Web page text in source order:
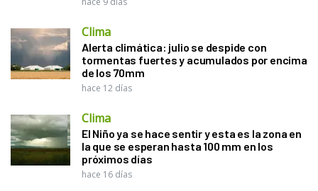
Clima
Alerta climática: julio se despide con
tormentas fuertes y acumulados por encima
de los 70mm
hace 12 días
Clima
El Niño ya se hace sentir y esta es la zona en
la que se esperan hasta 100 mm en los
próximos días
hace 16 días